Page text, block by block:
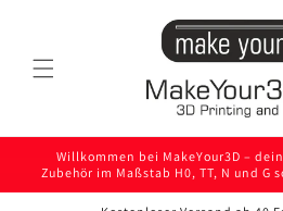
Willkommen bei MakeYour3D –
Zubehör im Maßstab H0, TT, N und G